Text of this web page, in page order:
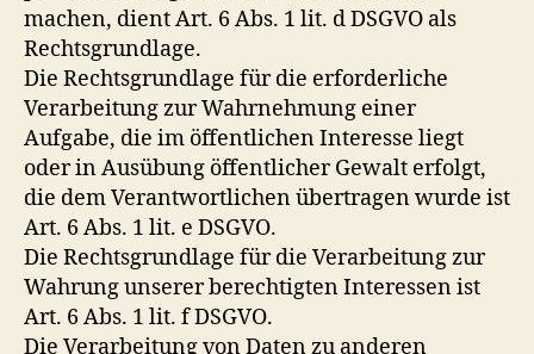
machen, dient Art. 6 Abs. 1 lit. d DSGVO als
Rechtsgrundlage.
Die Rechtsgrundlage für die erforderliche
Verarbeitung zur Wahrnehmung einer
Aufgabe, die im öffentlichen Interesse liegt
oder in Ausübung öffentlicher Gewalt erfolgt,
die dem Verantwortlichen übertragen wurde ist
Art. 6 Abs. 1 lit. e DSGVO.
Die Rechtsgrundlage für die Verarbeitung zur
Wahrung unserer berechtigten Interessen ist
Art. 6 Abs. 1 lit. f DSGVO.
Die Verarbeitung von Daten zu anderen